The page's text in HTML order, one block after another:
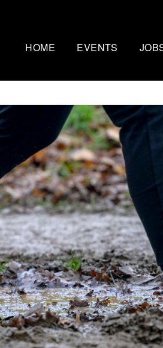
HOME EVENTS
– 75/100 KM
Mammutmarsch Bremen –
30/55 KM
Mammutmarsch Hannover –
30/42/55 KM
Mammutmarsch Dortmund –
30/42/55 KM
Mammutmarsch München –
30/50 KM
Mammutmarsch Málaga –
30/50 KM
Mammutmarsch Valencia –
30/50 KM